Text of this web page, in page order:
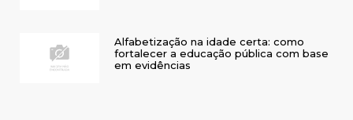
Alfabetização na idade certa: como
fortalecer a educação pública com base
em evidências